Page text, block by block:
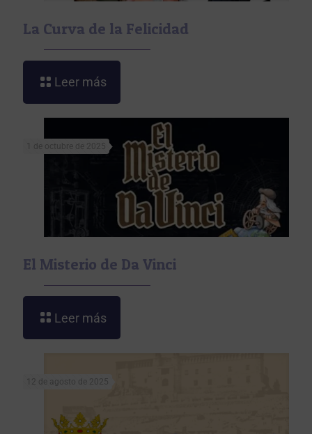
La Curva de la Felicidad
Leer más
1 de octubre de 2025
El Misterio de Da Vinci
Leer más
12 de agosto de 2025